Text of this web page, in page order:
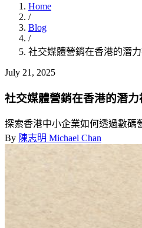
Home
/
Blog
/
社交媒體營銷在香港的潛
July 21, 2025
社交媒體營銷在香港的潛力
探索香港中小企業如何透過數碼
By 陳志明 Michael Chan